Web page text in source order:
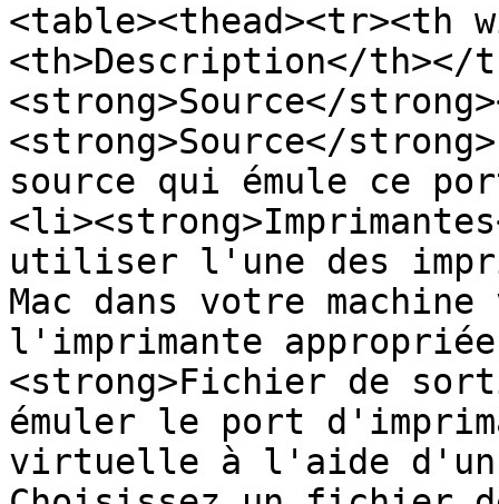
<table><thead><tr><th
<th>Description</th></
<strong>Source</
<strong>Source</
source qui émule ce
utiliser l'une des
Mac dans votre
l'imprimante
<strong>Fichier de
émuler le port
virtuelle à l'aide